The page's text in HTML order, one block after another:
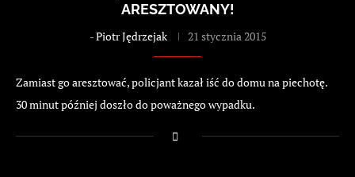
ARESZTOWANY!
-Piotr Jędrzejak 21 stycznia 2015
Zamiast go aresztować, policjant kazał iść do domu na piechotę.
30 minut później doszło do poważnego wypadku.